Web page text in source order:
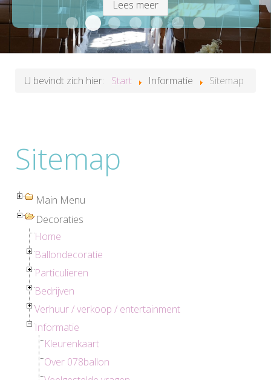
Lees meer
Ballondecoratie op maat
Bruiloftdecoratie
Winkelpromotie
Cijfers en logo's van ballonnen
Compleet uitgeruste
ZakelijkAltijd een
U bevindt zich hier: Start Informatie Sitemap
Sitemap
Main Menu
Decoraties
Home
Ballondecoratie
Particulieren
Bedrijven
Verhuur / verkoop / entertainment
Informatie
Kleurenkaart
Over 078ballon